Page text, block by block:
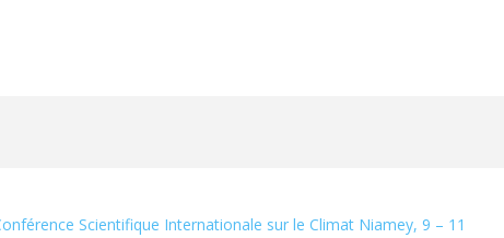
Scientifique Internationale sur le Climat Niamey, 9 – 11